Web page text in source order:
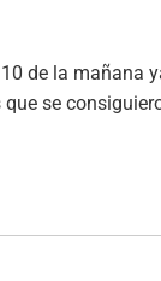
de la mañana
se